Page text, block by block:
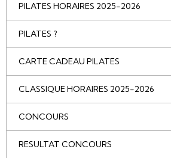
PILATES HORAIRES 2025-2026
PILATES ?
CARTE CADEAU PILATES
CLASSIQUE HORAIRES 2025-2026
CONCOURS
RESULTAT CONCOURS